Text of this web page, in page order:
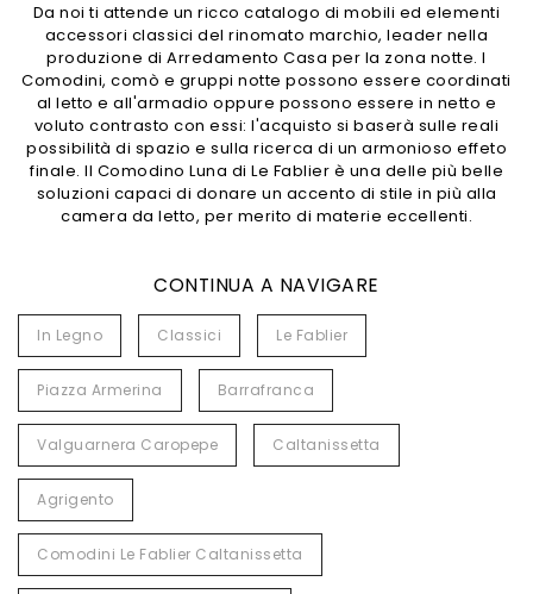
Da noi ti attende un ricco catalogo di mobili ed elementi
accessori classici del rinomato marchio, leader nella
produzione di Arredamento Casa per la zona notte. I
Comodini, comò e gruppi notte possono essere coordinati
al letto e all'armadio oppure possono essere in netto e
voluto contrasto con essi: l'acquisto si baserà sulle reali
possibilità di spazio e sulla ricerca di un armonioso effeto
finale. Il Comodino Luna di Le Fablier è una delle più belle
soluzioni capaci di donare un accento di stile in più alla
camera da letto, per merito di materie eccellenti.
CONTINUA A NAVIGARE
In Legno Classici Le Fablier
Piazza Armerina Barrafranca
Valguarnera Caropepe Caltanissetta
Agrigento
Comodini Le Fablier Caltanissetta